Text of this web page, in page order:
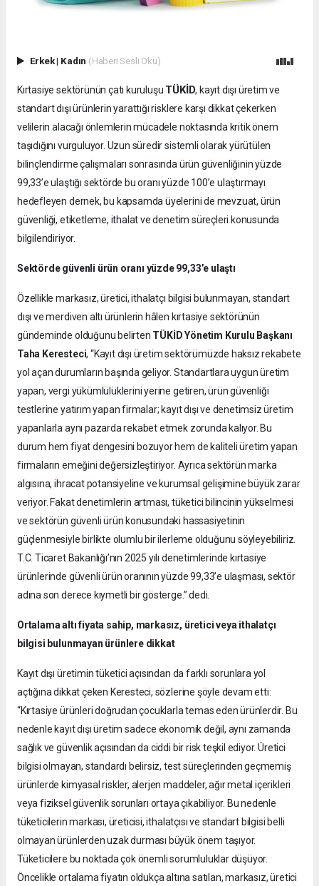
Erkek| Kadın (Haberi Sesli Oku)
Kırtasiye sektörünün çatı kuruluşu TÜKİD, kayıt dışı üretim ve
standart dışı ürünlerin yarattığı risklere karşı dikkat çekerken
velilerin alacağı önlemlerin mücadele noktasında kritik önem
taşıdığını vurguluyor. Uzun süredir sistemli olarak yürütülen
bilinçlendirme çalışmaları sonrasında ürün güvenliğinin yüzde
99,33’e ulaştığı sektörde bu oranı yüzde 100’e ulaştırmayı
hedefleyen dernek, bu kapsamda üyelerini de mevzuat, ürün
güvenliği, etiketleme, ithalat ve denetim süreçleri konusunda
bilgilendiriyor.
Sektörde güvenli ürün oranı yüzde 99,33’e ulaştı
Özellikle markasız, üretici, ithalatçı bilgisi bulunmayan, standart
dışı ve merdiven altı ürünlerin hâlen kırtasiye sektörünün
gündeminde olduğunu belirten TÜKİD Yönetim Kurulu Başkanı
Taha Keresteci, “Kayıt dışı üretim sektörümüzde haksız rekabete
yol açan durumların başında geliyor. Standartlara uygun üretim
yapan, vergi yükümlülüklerini yerine getiren, ürün güvenliği
testlerine yatırım yapan firmalar; kayıt dışı ve denetimsiz üretim
yapanlarla aynı pazarda rekabet etmek zorunda kalıyor. Bu
durum hem fiyat dengesini bozuyor hem de kaliteli üretim yapan
firmaların emeğini değersizleştiriyor. Ayrıca sektörün marka
algısına, ihracat potansiyeline ve kurumsal gelişimine büyük zarar
veriyor. Fakat denetimlerin artması, tüketici bilincinin yükselmesi
ve sektörün güvenli ürün konusundaki hassasiyetinin
güçlenmesiyle birlikte olumlu bir ilerleme olduğunu söyleyebiliriz.
T.C. Ticaret Bakanlığı’nın 2025 yılı denetimlerinde kırtasiye
ürünlerinde güvenli ürün oranının yüzde 99,33’e ulaşması, sektör
adına son derece kıymetli bir gösterge.” dedi.
Ortalama altı fiyata sahip, markasız, üretici veya ithalatçı
bilgisi bulunmayan ürünlere dikkat
Kayıt dışı üretimin tüketici açısından da farklı sorunlara yol
açtığına dikkat çeken Keresteci, sözlerine şöyle devam etti:
“Kırtasiye ürünleri doğrudan çocuklarla temas eden ürünlerdir. Bu
nedenle kayıt dışı üretim sadece ekonomik değil, aynı zamanda
sağlık ve güvenlik açısından da ciddi bir risk teşkil ediyor. Üretici
bilgisi olmayan, standardı belirsiz, test süreçlerinden geçmemiş
ürünlerde kimyasal riskler, alerjen maddeler, ağır metal içerikleri
veya fiziksel güvenlik sorunları ortaya çıkabiliyor. Bu nedenle
tüketicilerin markası, üreticisi, ithalatçısı ve standart bilgisi belli
olmayan ürünlerden uzak durması büyük önem taşıyor.
Tüketicilere bu noktada çok önemli sorumluluklar düşüyor.
Öncelikle ortalama fiyatın oldukça altına satılan, markasız, üretici